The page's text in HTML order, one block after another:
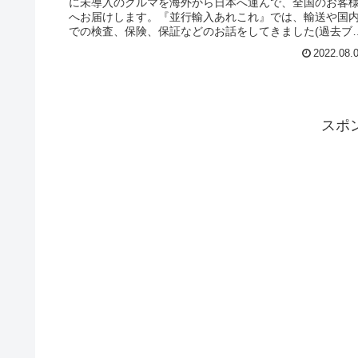
へお届けします。『並行輸入あれこれ』では、輸送や国内
での検査、保険、保証などのお話をしてきました(過去ブロ
こと /並行輸入車の板金修理もお任せ！日産ナバラ&シト
だいております。万が一の事故、引き取りから修理までお
任せいただく事が出来ます。中でも、修理に必要な部品
スポ